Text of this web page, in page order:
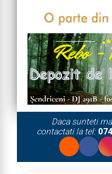
Daca sunteti
contactati la tel: